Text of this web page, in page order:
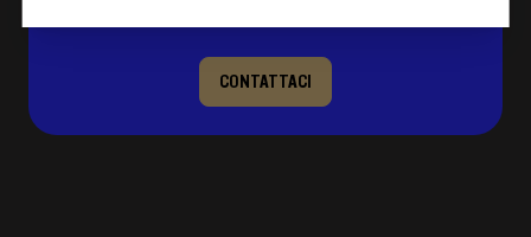
CONTATTACI